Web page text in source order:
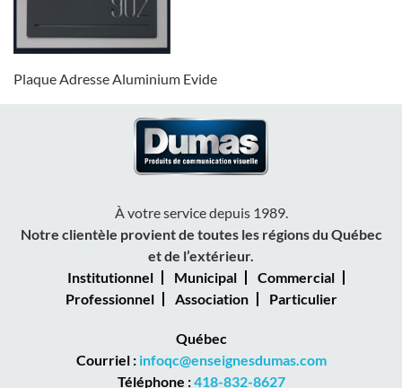
Plaque Adresse Aluminium Evide
À votre service depuis 1989.
Notre clientèle provient de toutes les régions du Québec
et de l’extérieur.
Institutionnel
Municipal
Commercial
Professionnel
Association Particulier
Québec
Courriel : infoqc@enseignesdumas.com
Téléphone :418-832-8627